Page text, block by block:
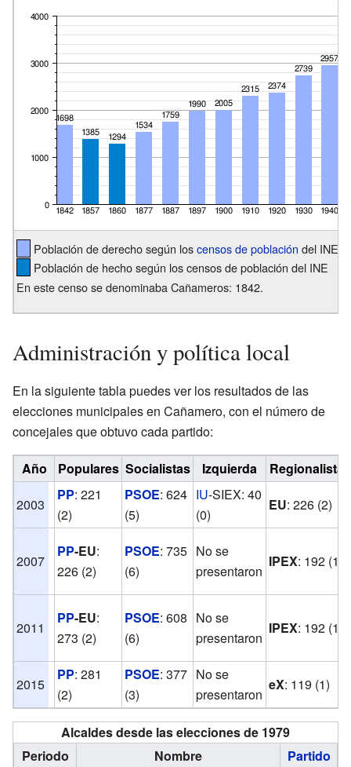
Población de derecho según loscensos de población del INE
Población de hecho según los censos de población del INE
En este censo se denominaba Cañameros: 1842.
Administración y política local
En la siguiente tabla puedes ver los resultados de las
elecciones municipales en Cañamero, con el número de
concejales que obtuvo cada partido:
Año Populares Socialistas Izquierda
Regionalistas
2003
PP: 221
(2)
PSOE: 624
(5)
IU-SIEX: 40
(0)
EU: 226 (2)
2007
PP-EU:
226 (2)
PSOE: 735
(6)
No se
presentaron
IPEX: 192 (1)
2011
PP-EU:
273 (2)
PSOE: 608
(6)
No se
presentaron
IPEX: 192 (1)
2015
PP: 281
(2)
PSOE: 377
(3)
No se
presentaron
eX: 119 (1)
Alcaldes desde las elecciones de 1979
Periodo
Nombre
Partido